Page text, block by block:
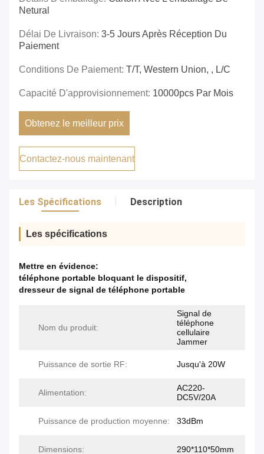
Netural
Délai De Livraison: 3-5 Jours Après Réception Du
Paiement
Conditions De Paiement: T/T, Western Union, , L/C
Capacité D'approvisionnement: 10000pcs Par Mois
Obtenez le meilleur prix
Contactez-nous maintenant
Les Spécifications Description
Les spécifications
Mettre en évidence:
téléphone portable bloquant le dispositif,
dresseur de signal de téléphone portable
Nom du produit:
Signal de
téléphone
cellulaire
Jammer
Puissance de sortie RF: Jusqu'à 20W
Alimentation:
AC220-
DC5V/20A
Puissance de production moyenne: 33dBm
Dimensions: 290*110*50mm